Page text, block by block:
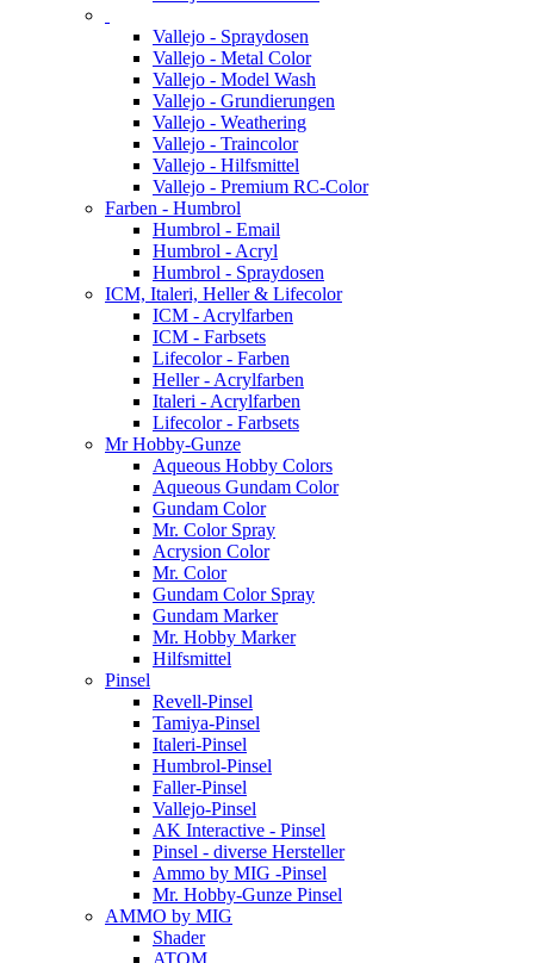
Vallejo - Spraydosen
Vallejo - Metal Color
Vallejo - Model Wash
Vallejo - Grundierungen
Vallejo - Weathering
Vallejo - Traincolor
Vallejo - Hilfsmittel
Vallejo - Premium RC-Color
Farben - Humbrol
Humbrol - Email
Humbrol - Acryl
Humbrol - Spraydosen
ICM, Italeri, Heller & Lifecolor
ICM - Acrylfarben
ICM - Farbsets
Lifecolor - Farben
Heller - Acrylfarben
Italeri - Acrylfarben
Lifecolor - Farbsets
Mr Hobby-Gunze
Aqueous Hobby Colors
Aqueous Gundam Color
Gundam Color
Mr. Color Spray
Acrysion Color
Mr. Color
Gundam Color Spray
Gundam Marker
Mr. Hobby Marker
Hilfsmittel
Pinsel
Revell-Pinsel
Tamiya-Pinsel
Italeri-Pinsel
Humbrol-Pinsel
Faller-Pinsel
Vallejo-Pinsel
AK Interactive - Pinsel
Pinsel - diverse Hersteller
Ammo by MIG -Pinsel
Mr. Hobby-Gunze Pinsel
AMMO by MIG
Shader
ATOM